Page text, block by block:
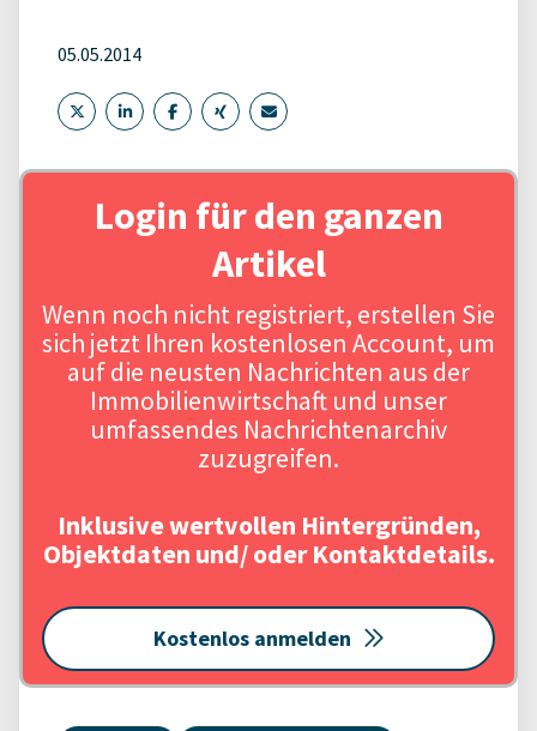
05.05.2014
Login für den ganzen
Artikel
Wenn noch nicht registriert, erstellen Sie
sich jetzt Ihren kostenlosen Account, um
auf die neusten Nachrichten aus der
Immobilienwirtschaft und unser
umfassendes Nachrichtenarchiv
zuzugreifen.
Inklusive wertvollen Hintergründen,
Objektdaten und/ oder Kontaktdetails.
Kostenlos anmelden